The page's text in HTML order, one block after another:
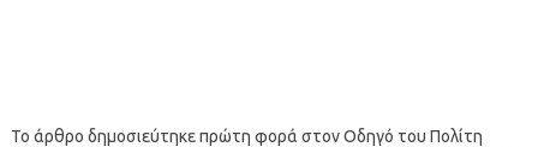
Το άρθρο δημοσιεύτηκε πρώτη φορά στον Οδηγό του Πολίτη